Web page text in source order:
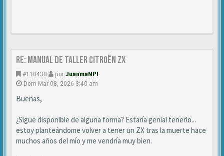
Re: Manual de Taller Citroën ZX
#110430 porJuanmaNPI
Dom Mar 08, 2026 3:40 am
Buenas,
¿Sigue disponible de alguna forma? Estaría genial tenerlo...
estoy planteándome volver a tener un ZX tras la muerte hace
muchos años del mío y me vendría muy bien.